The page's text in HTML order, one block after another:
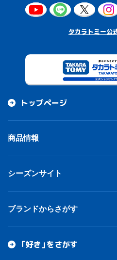
タカラトミー公
トップページ
商品情報
シーズンサイト
ブランドからさがす
「好き」をさがす